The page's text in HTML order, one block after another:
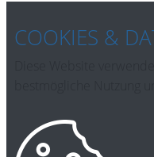
COOKIES &